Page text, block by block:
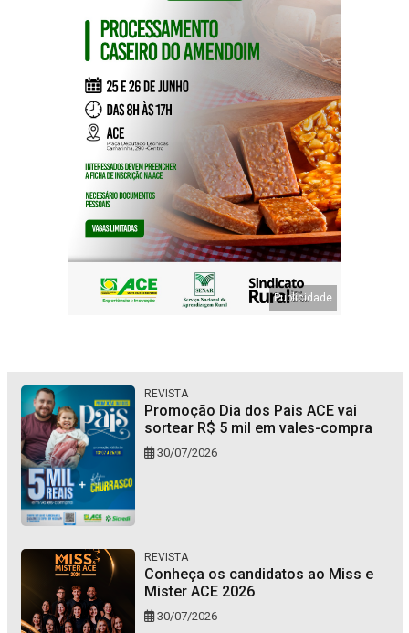
REVISTA
Promoção Dia dos Pais ACE vai
sortear R$ 5 mil em vales-compra
30/07/2026
REVISTA
Conheça os candidatos ao Miss e
Mister ACE 2026
30/07/2026